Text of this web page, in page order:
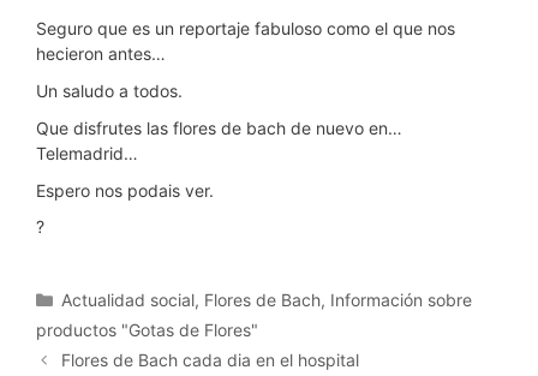
Seguro que es un reportaje fabuloso como el que nos
hecieron antes…
Un saludo a todos.
Que disfrutes las flores de bach de nuevo en…
Telemadrid…
Espero nos podais ver.
?
Categorías
Actualidad social, Flores de Bach, Información sobre
productos "Gotas de Flores"
Flores de Bach cada dia en el hospital